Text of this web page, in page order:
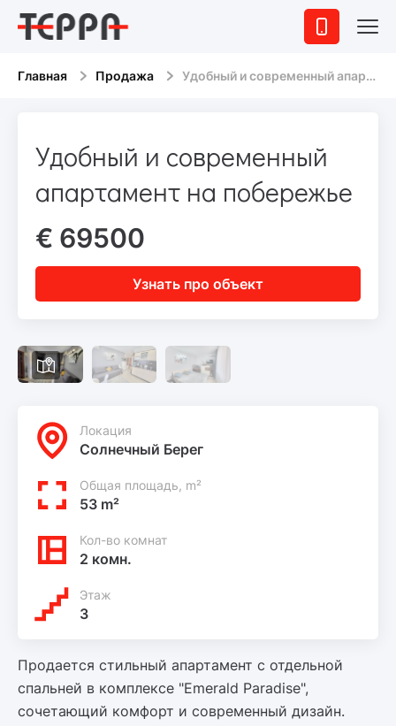
Главная Продажа Удобный и современный апартамент на побережье
Удобный и современный
апартамент на побережье
€ 69500
Узнать про объект
Локация
Солнечный Берег
Общая площадь, m²
53 m²
Кол-во комнат
2 комн.
Этаж
3
Продается стильный апартамент с отдельной
спальней в комплексе "Emerald Paradise",
сочетающий комфорт и современный дизайн.